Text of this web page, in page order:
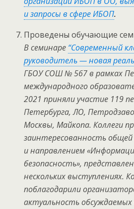
и запросы в сфере ИБОП.
Проведены обучающие
В семинаре “Современный
руководитель — новая
ГБОУ СОШ № 567 в рамках
международного
2021 приняли участие 119
Петербурга, ЛО,
Москвы, Майкопа. Коллеги
заинтересованность
и направлением
безопасность»,
нескольких выступлениях.
поблагодарили
актуальность обсуждаемых